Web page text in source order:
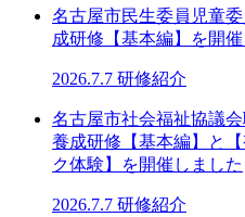
名古屋市民生委員児童
成研修【基本編】を開
2026.7.7 研修紹介
名古屋市社会福祉協議
養成研修【基本編】と
ク体験】を開催しました
2026.7.7 研修紹介